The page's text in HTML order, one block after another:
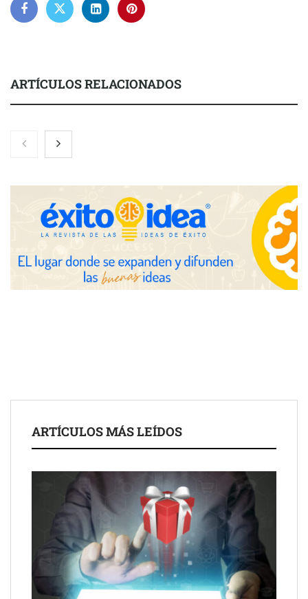
ARTÍCULOS RELACIONADOS
La luz roja, el nuevo aftersun, actúa en la recuperación de la piel
Eulalia Roig lanza ‘The Journal’, una revista digital mensual de
entrevistas y fotografía editorial
ARTÍCULOS MÁS LEÍDOS